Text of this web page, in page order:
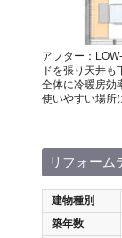
アフター：
ドを張り天井
全体に冷暖房効
使いやすい場所
リフォーム
建物種別
築年数